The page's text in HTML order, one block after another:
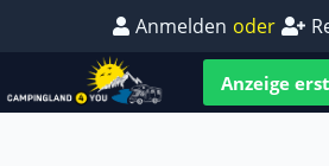
Anmelden oder
Anzeige